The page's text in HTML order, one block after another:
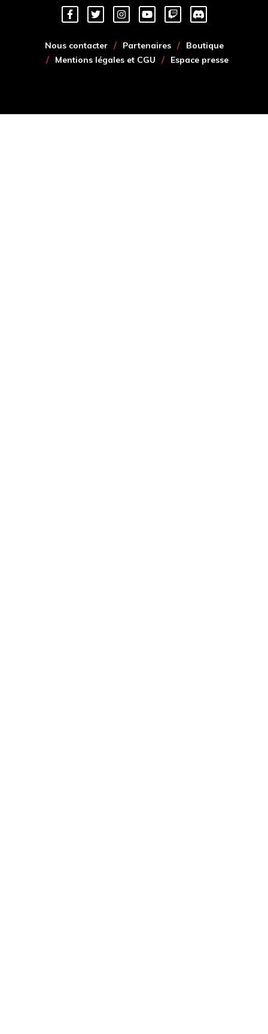
Nous contacter Partenaires
Boutique
Mentions légales et CGU
Espace presse